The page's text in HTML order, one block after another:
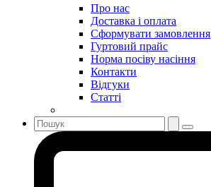
Про нас
Доставка і оплата
Сформувати замовлення
Гуртовий прайс
Норма посіву насіння
Контакти
Відгуки
Статті